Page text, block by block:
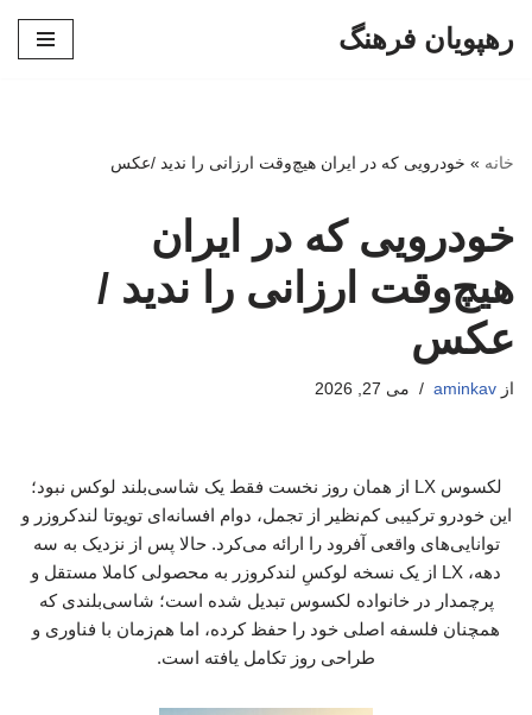
رهپویان فرهنگ
خانه » خودرویی که در ایران هیچ‌وقت ارزانی را ندید /عکس
خودرویی که در ایران
هیچ‌وقت ارزانی را ندید /
عکس
از aminkav می 27, 2026
لکسوس LX از همان روز نخست فقط یک شاسی‌بلند لوکس نبود؛
این خودرو ترکیبی کم‌نظیر از تجمل، دوام افسانه‌ای تویوتا لندکروزر و
توانایی‌های واقعی آفرود را ارائه می‌کرد. حالا پس از نزدیک به سه
دهه، LX از یک نسخه لوکسِ لندکروزر به محصولی کاملا مستقل و
پرچمدار در خانواده لکسوس تبدیل شده است؛ شاسی‌بلندی که
همچنان فلسفه اصلی خود را حفظ کرده، اما هم‌زمان با فناوری و
طراحی روز تکامل یافته است.